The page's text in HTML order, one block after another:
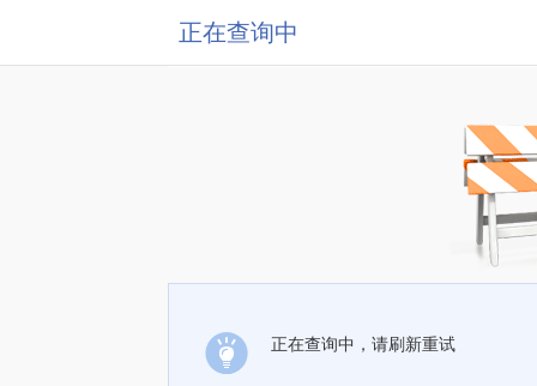
正在查询中
正在查询中，请刷新重试